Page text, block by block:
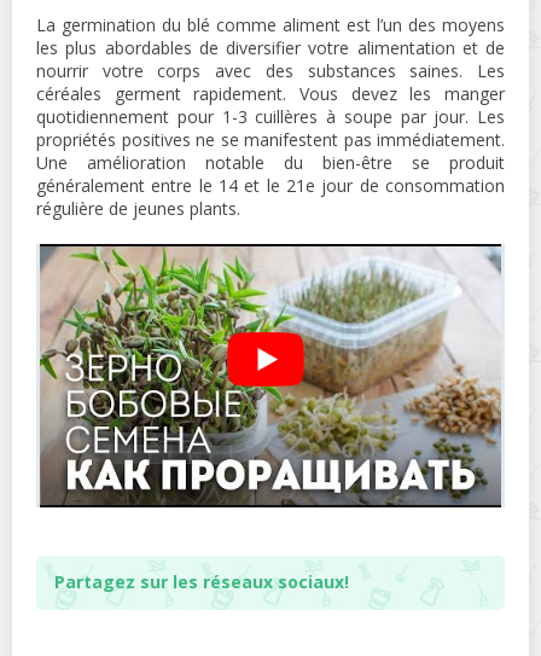
La germination du blé comme aliment est l’un des moyens
les plus abordables de diversifier votre alimentation et de
nourrir votre corps avec des substances saines. Les
céréales germent rapidement. Vous devez les manger
quotidiennement pour 1-3 cuillères à soupe par jour. Les
propriétés positives ne se manifestent pas immédiatement.
Une amélioration notable du bien-être se produit
généralement entre le 14 et le 21e jour de consommation
régulière de jeunes plants.
Partagez sur les réseaux sociaux!